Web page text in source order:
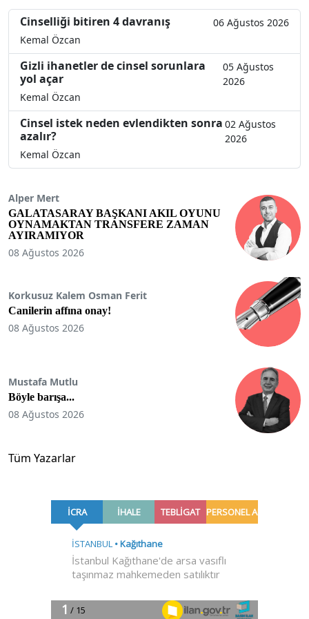
Cinselliği bitiren 4 davranış
06 Ağustos 2026
Kemal Özcan
Gizli ihanetler de cinsel sorunlara
yol açar
05 Ağustos
2026
Kemal Özcan
Cinsel istek neden evlendikten sonra
azalır?
02 Ağustos
2026
Kemal Özcan
Alper Mert
GALATASARAY BAŞKANI AKIL OYUNU
OYNAMAKTAN TRANSFERE ZAMAN
AYIRAMIYOR
08 Ağustos 2026
Korkusuz Kalem Osman Ferit
Canilerin affına onay!
08 Ağustos 2026
Mustafa Mutlu
Böyle barışa...
08 Ağustos 2026
Tüm Yazarlar